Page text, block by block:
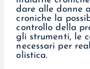
dare alle donne
croniche la
controllo della
gli strumenti, le
necessari per
olistica.